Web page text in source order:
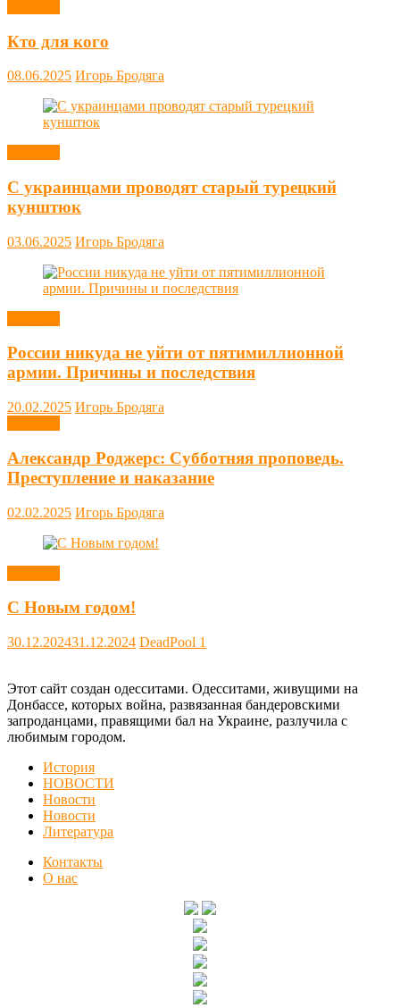
Кто для кого
08.06.2025 Игорь Бродяга
С украинцами проводят старый турецкий
кунштюк
03.06.2025 Игорь Бродяга
России никуда не уйти от пятимиллионной
армии. Причины и последствия
20.02.2025 Игорь Бродяга
Александр Роджерс: Субботняя проповедь.
Преступление и наказание
02.02.2025 Игорь Бродяга
С Новым годом!
30.12.202431.12.2024 DeadPool 1
Этот сайт создан одесситами. Одесситами, живущими на
Донбассе, которых война, развязанная бандеровскими
запроданцами, правящими бал на Украине, разлучила с
любимым городом.
История
НОВОСТИ
Новости
Новости
Литература
Контакты
О нас